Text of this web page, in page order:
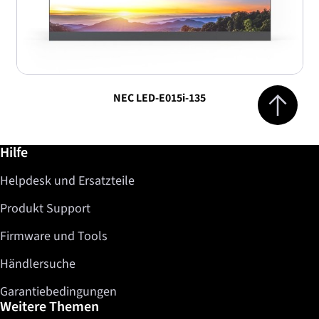
NEC LED-E015i-135 Jump to top
Weiterführende Informationen / Hilfe
Hilfe
Helpdesk und Ersatzteile
Produkt Support
Firmware und Tools
Händlersuche
Garantiebedingungen
Weitere Themen